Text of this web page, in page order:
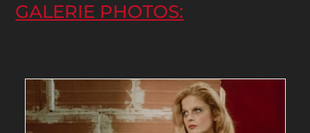
GALERIE PHOTOS: